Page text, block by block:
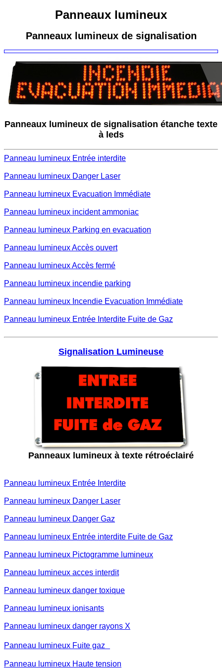
Panneaux lumineux
Panneaux lumineux de signalisation
Panneaux lumineux de signalisation étanche texte
à leds
Panneau lumineux Entrée interdite
Panneau lumineux Danger Laser
Panneau lumineux Evacuation Immédiate
Panneau lumineux incident ammoniac
Panneau lumineux Parking en evacuation
Panneau lumineux Accès ouvert
Panneau lumineux Accès fermé
Panneau lumineux incendie parking
Panneau lumineux Incendie Evacuation Immédiate
Panneau lumineux Entrée Interdite Fuite de Gaz
Signalisation Lumineuse
Panneaux lumineux à texte rétroéclairé
Panneau lumineux Entrée Interdite
Panneau lumineux Danger Laser
Panneau lumineux Danger Gaz
Panneau lumineux Entrée interdite Fuite de Gaz
Panneau lumineux Pictogramme lumineux
Panneau lumineux acces interdit
Panneau lumineux danger toxique
Panneau lumineux ionisants
Panneau lumineux danger rayons X
Panneau lumineux Fuite gaz
Panneau lumineux Haute tension